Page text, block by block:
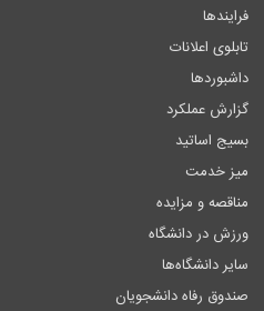
فرایندها
تابلوی اعلانات
داشبوردها
گزارش عملکرد
بسیج اساتید
میز خدمت
مناقصه و مزایده
ورزش در دانشگاه
سایر دانشگاه‌ها
صندوق رفاه دانشجویان